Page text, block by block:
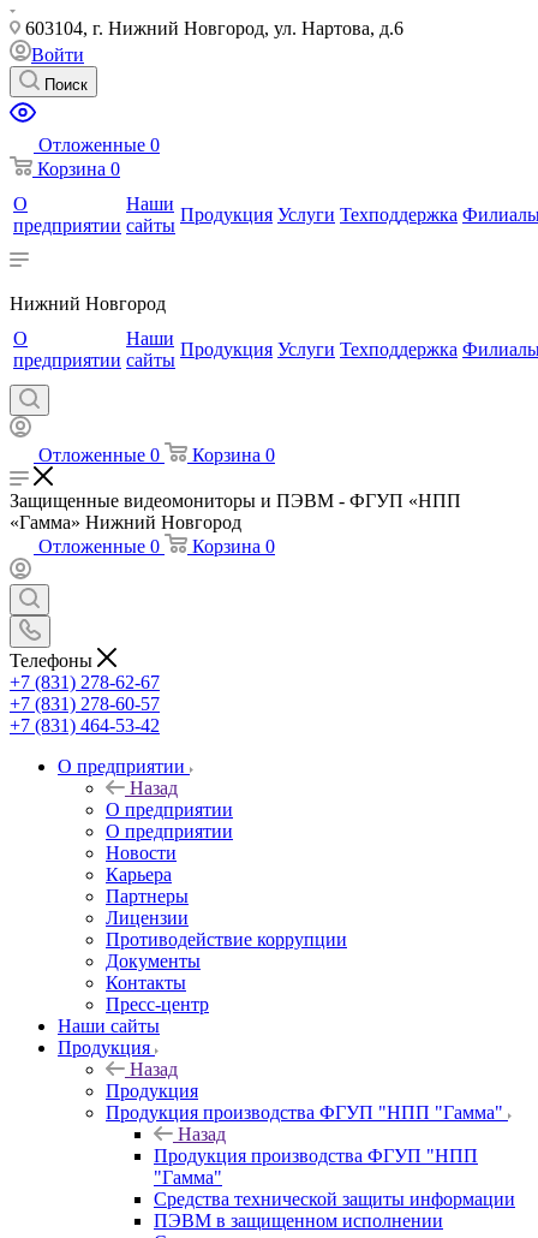
603104, г. Нижний Новгород, ул. Нартова, д.6
Войти
Поиск
Отложенные 0
Корзина 0
О
предприятии
Наши
сайты
Продукция Услуги Техподдержка
Нижний Новгород
О
предприятии
Наши
сайты
Продукция Услуги Техподдержка
Отложенные 0 Корзина 0
Защищенные видеомониторы и ПЭВМ - ФГУП «НПП
«Гамма» Нижний Новгород
Отложенные 0 Корзина 0
Телефоны
+7 (831) 278-62-67
+7 (831) 278-60-57
+7 (831) 464-53-42
О предприятии
Назад
О предприятии
О предприятии
Новости
Карьера
Партнеры
Лицензии
Противодействие коррупции
Документы
Контакты
Пресс-центр
Наши сайты
Продукция
Назад
Продукция
Продукция производства ФГУП "НПП "Гамма"
Назад
Продукция производства ФГУП "НПП
"Гамма"
Средства технической защиты информации
ПЭВМ в защищенном исполнении